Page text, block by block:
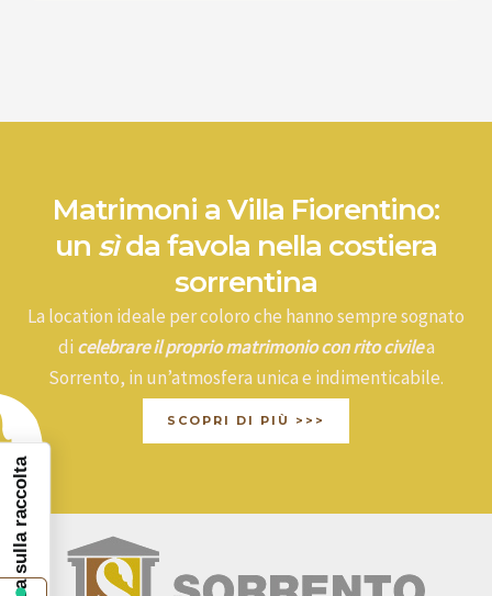
Matrimoni a Villa Fiorentino:
un sìda favola nella costiera
sorrentina
La location ideale per coloro che hanno sempre sognato
di celebrare il proprio matrimonio con rito civilea
Sorrento, in un’atmosfera unica e indimenticabile.
SCOPRI DI PIÙ >>>